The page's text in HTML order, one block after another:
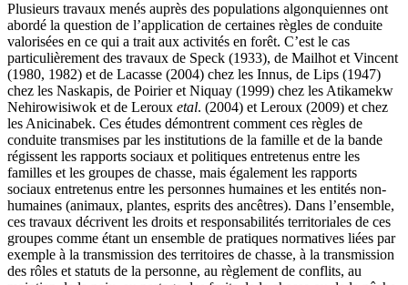
Plusieurs travaux menés auprès des populations algonquiennes ont
abordé la question de l’application de certaines règles de conduite
valorisées en ce qui a trait aux activités en forêt. C’est le cas
particulièrement des travaux de Speck (1933), de Mailhot et Vincent
(1980, 1982) et de Lacasse (2004) chez les Innus, de Lips (1947)
chez les Naskapis, de Poirier et Niquay (1999) chez les Atikamekw
Nehirowisiwok et de Leroux etal. (2004) et Leroux (2009) et chez
les Anicinabek. Ces études démontrent comment ces règles de
conduite transmises par les institutions de la famille et de la bande
régissent les rapports sociaux et politiques entretenus entre les
familles et les groupes de chasse, mais également les rapports
sociaux entretenus entre les personnes humaines et les entités non-
humaines (animaux, plantes, esprits des ancêtres). Dans l’ensemble,
ces travaux décrivent les droits et responsabilités territoriales de ces
groupes comme étant un ensemble de pratiques normatives liées par
exemple à la transmission des territoires de chasse, à la transmission
des rôles et statuts de la personne, au règlement de conflits, au